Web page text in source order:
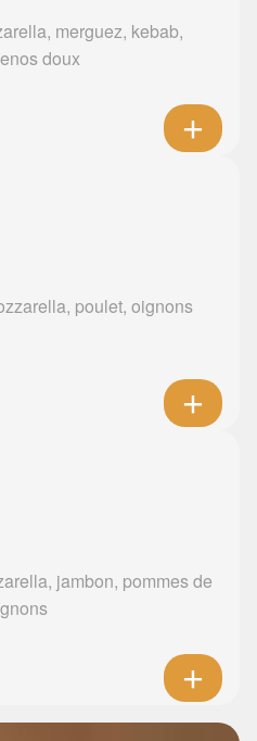
merguez, kebab,
doux
poulet, oignons
jambon, pommes de